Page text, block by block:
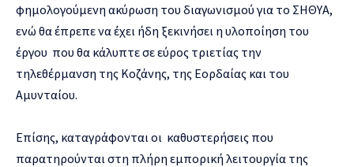
φημολογούμενη ακύρωση του διαγωνισμού για το ΣΗΘΥΑ,
ενώ θα έπρεπε να έχει ήδη ξεκινήσει η υλοποίηση του
έργου που θα κάλυπτε σε εύρος τριετίας την
τηλεθέρμανση της Κοζάνης, της Εορδαίας και του
Αμυνταίου.
Επίσης, καταγράφονται οι καθυστερήσεις που
παρατηρούνται στη πλήρη εμπορική λειτουργία της